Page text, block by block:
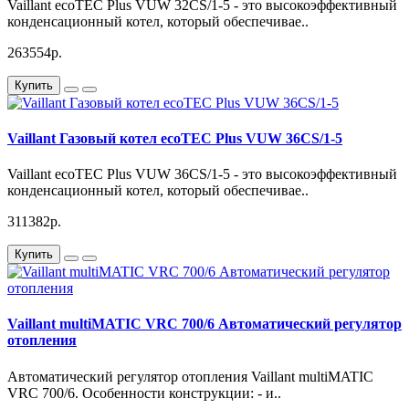
- система Aqua-Power-Plus (для повышения мощности в режиме ГВС).
Установка
- отопление и нагрев воды
- могут применяться в низкотемпературных системах радиаторного и
панельно-лучистого отопления
- возможность использования воздуха для горения как в помещениях,
Оснащение
- дисплей с подсветкой и дублирование кодов сообщений текстовой
строкой
- управление горением на основе контроля расхода воздуха
Vaillant ecoTEC Plus VUW 32CS/1-5 - это высокоэффективный
конденсационный котел, который обеспечивае..
263554р.
Купить
Vaillant Газовый котел ecoTEC Plus VUW 36CS/1-5
Vaillant ecoTEC Plus VUW 36CS/1-5 - это высокоэффективный
конденсационный котел, который обеспечивае..
311382р.
Купить
Vaillant multiMATIC VRC 700/6 Автоматический регулятор
отопления
Автоматический регулятор отопления Vaillant multiMATIC
VRC 700/6. Особенности конструкции: - и..